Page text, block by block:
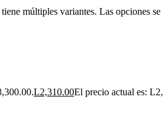
múltiples variantes. Las opciones
L2,310.00El precio actual es: